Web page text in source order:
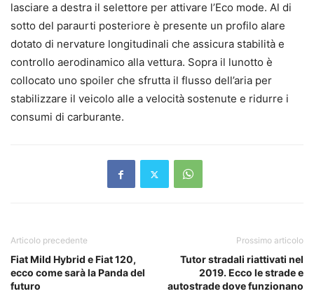
lasciare a destra il selettore per attivare l’Eco mode. Al di
sotto del paraurti posteriore è presente un profilo alare
dotato di nervature longitudinali che assicura stabilità e
controllo aerodinamico alla vettura. Sopra il lunotto è
collocato uno spoiler che sfrutta il flusso dell’aria per
stabilizzare il veicolo alle a velocità sostenute e ridurre i
consumi di carburante.
Articolo precedente
Fiat Mild Hybrid e Fiat 120,
ecco come sarà la Panda del
futuro
Prossimo articolo
Tutor stradali riattivati nel
2019. Ecco le strade e
autostrade dove funzionano